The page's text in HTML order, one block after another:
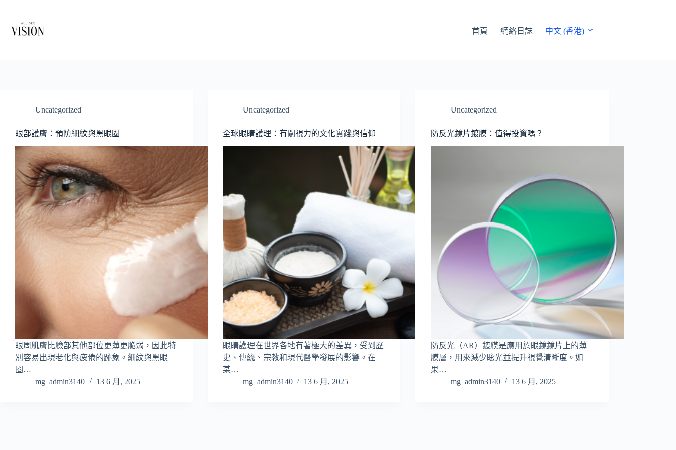
content
首頁
網絡日誌 中文 (香港)
Uncategorized
眼部護膚：預防細紋與黑眼圈
眼周肌膚比臉部其他部位更薄更脆弱，因此特
別容易出現老化與疲倦的跡象。細紋與黑眼
圈…
mg_admin3140
13 6 月, 2025
Uncategorized
全球眼睛護理：有關視力的文化實踐與信仰
眼睛護理在世界各地有著極大的差異，受到歷
史、傳統、宗教和現代醫學發展的影響。在
某…
mg_admin3140
13 6 月, 2025
Uncategorized
防反光鏡片鍍膜：值得投資嗎？
防反光（AR）鍍膜是應用於眼鏡鏡片上的薄
膜層，用來減少眩光並提升視覺清晰度。如
果…
mg_admin3140
13 6 月, 2025